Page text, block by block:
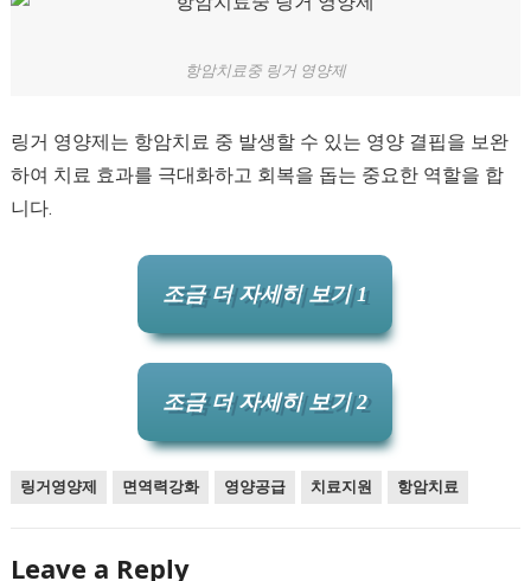
항암치료중 링거 영양제
링거 영양제는 항암치료 중 발생할 수 있는 영양 결핍을 보완
하여 치료 효과를 극대화하고 회복을 돕는 중요한 역할을 합
니다.
조금 더 자세히 보기 1
조금 더 자세히 보기 2
링거영양제 면역력강화 영양공급 치료지원 항암치료
Leave a Reply